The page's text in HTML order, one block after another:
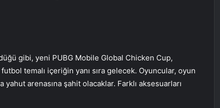
gibi, yeni PUBG Mobile Global Chicken Cup,
temalı içeriğin yanı sıra gelecek. Oyuncular, oyun
arenasına şahit olacaklar. Farklı aksesuarları